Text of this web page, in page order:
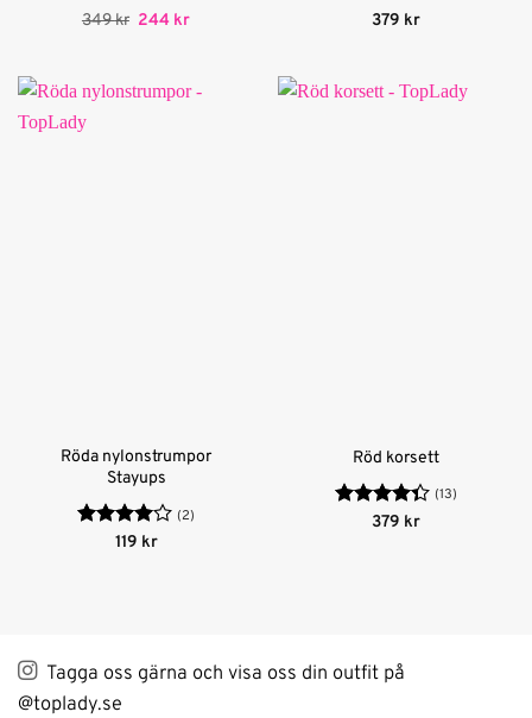
Betygsatt5
349kr Det
349 kr.
244 krDet
244 kr.
Betygsatt
379 kr
Röda nylonstrumpor
Stayups
Betygsatt
(2)
119 kr
Röd korsett
Betygsatt
(13)
379 kr
Tagga oss gärna och visa oss din outfit på
@toplady.se